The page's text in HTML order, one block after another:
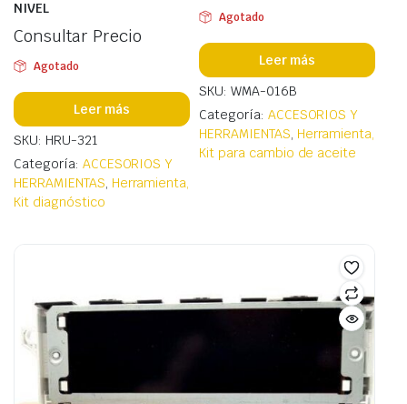
NIVEL
Consultar Precio
Agotado
Leer más
SKU: HRU-321
Categoría: ACCESORIOS Y
HERRAMIENTAS, Herramienta,
Kit diagnóstico
Agotado
Leer más
SKU: WMA-016B
Categoría: ACCESORIOS Y
HERRAMIENTAS, Herramienta,
Kit para cambio de aceite